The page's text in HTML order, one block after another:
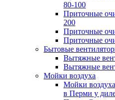
80-100
Приточные
200
Приточные
Приточные
Бытовые
Вытяжные
Вытяжные
Мойки воздуха
Мойки
в Перми у